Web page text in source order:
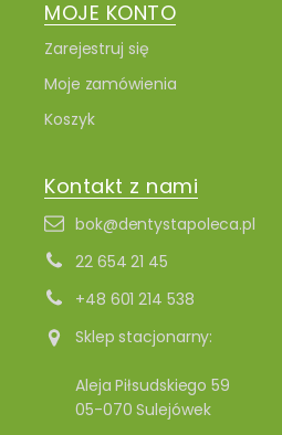
MOJE KONTO
Zarejestruj się
Moje zamówienia
Koszyk
Kontakt z nami
bok@dentystapoleca.pl
22 654 21 45
+48 601 214 538
Sklep stacjonarny:
Aleja Piłsudskiego 59
05-070 Sulejówek